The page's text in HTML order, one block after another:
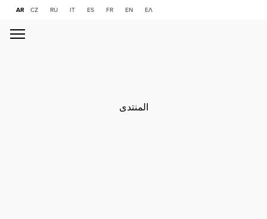
ΕΛ
ΕΝ
ES
IT
RU
CZ
AR FR
المنتدى